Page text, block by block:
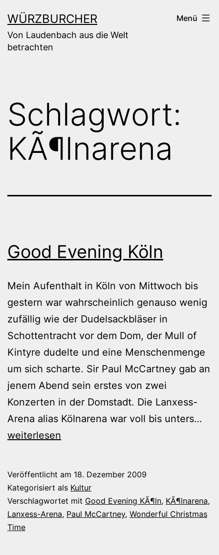
Inhalt
springen
WÜRZBURCHER
Von Laudenbach aus die Welt
betrachten
Menü
Schlagwort:
KÃ¶lnarena
Good Evening Köln
Mein Aufenthalt in Köln von Mittwoch bis
gestern war wahrscheinlich genauso wenig
zufällig wie der Dudelsackbläser in
Schottentracht vor dem Dom, der Mull of
Kintyre dudelte und eine Menschenmenge
um sich scharte. Sir Paul McCartney gab an
jenem Abend sein erstes von zwei
Konzerten in der Domstadt. Die Lanxess-
Arena alias Kölnarena war voll bis unters…
weiterlesen
Veröffentlicht am 18. Dezember 2009
Kategorisiert als Kultur
Verschlagwortet mit Good Evening KÃ¶ln, KÃ¶lnarena,
Lanxess-Arena, Paul McCartney, Wonderful Christmas
Time